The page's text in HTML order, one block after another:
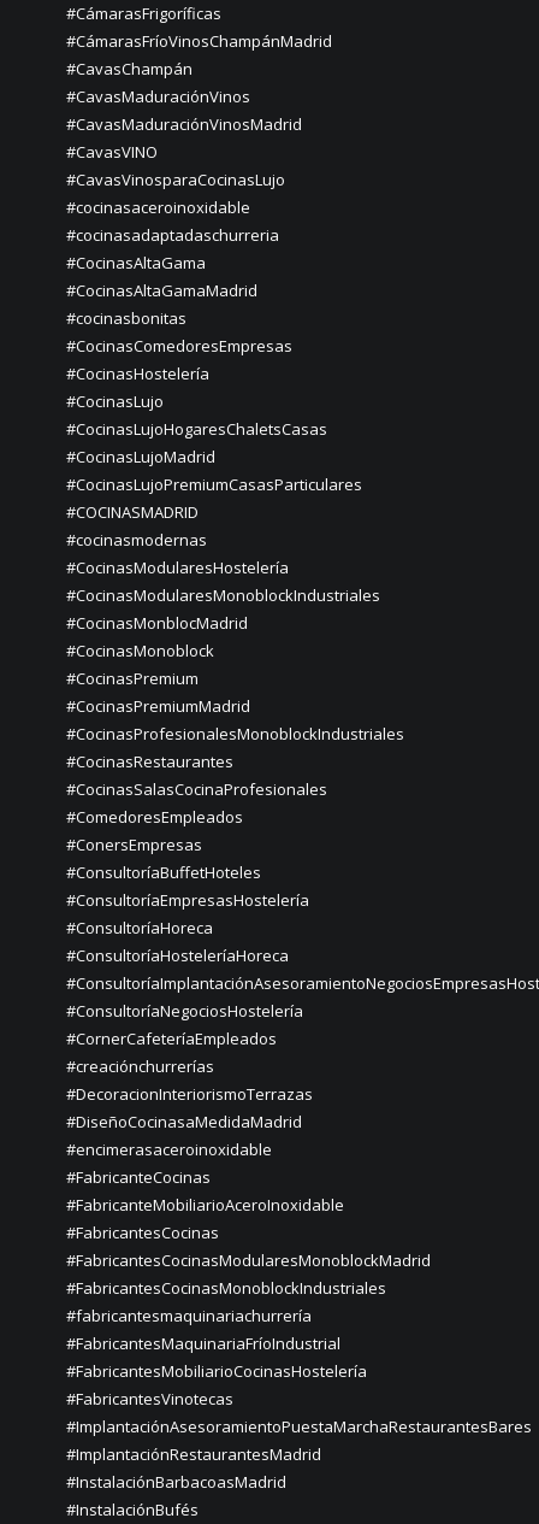
#CámarasFrigoríficas
#CámarasFríoVinosChampánMadrid
#CavasChampán
#CavasMaduraciónVinos
#CavasMaduraciónVinosMadrid
#CavasVINO
#CavasVinosparaCocinasLujo
#cocinasaceroinoxidable
#cocinasadaptadaschurreria
#CocinasAltaGama
#CocinasAltaGamaMadrid
#cocinasbonitas
#CocinasComedoresEmpresas
#CocinasHostelería
#CocinasLujo
#CocinasLujoHogaresChaletsCasas
#CocinasLujoMadrid
#CocinasLujoPremiumCasasParticulares
#COCINASMADRID
#cocinasmodernas
#CocinasModularesHostelería
#CocinasModularesMonoblockIndustriales
#CocinasMonblocMadrid
#CocinasMonoblock
#CocinasPremium
#CocinasPremiumMadrid
#CocinasProfesionalesMonoblockIndustriales
#CocinasRestaurantes
#CocinasSalasCocinaProfesionales
#ComedoresEmpleados
#ConersEmpresas
#ConsultoríaBuffetHoteles
#ConsultoríaEmpresasHostelería
#ConsultoríaHoreca
#ConsultoríaHosteleríaHoreca
#ConsultoríaNegociosHostelería
#CornerCafeteríaEmpleados
#creaciónchurrerías
#DecoracionInteriorismoTerrazas
#DiseñoCocinasaMedidaMadrid
#encimerasaceroinoxidable
#FabricanteCocinas
#FabricanteMobiliarioAceroInoxidable
#FabricantesCocinas
#FabricantesCocinasModularesMonoblockMadrid
#FabricantesCocinasMonoblockIndustriales
#fabricantesmaquinariachurrería
#FabricantesMaquinariaFríoIndustrial
#FabricantesMobiliarioCocinasHostelería
#FabricantesVinotecas
#ImplantaciónAsesoramientoPuestaMarchaRestaurantesBares
#ImplantaciónRestaurantesMadrid
#InstalaciónBarbacoasMadrid
#InstalaciónBufés